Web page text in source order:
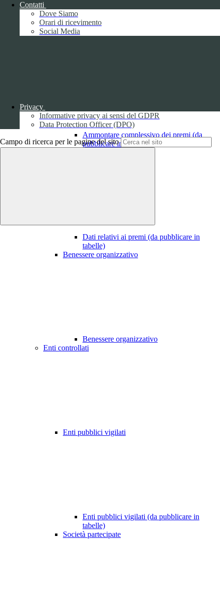
Contatti
Dove Siamo
Orari di ricevimento
Social Media
Privacy
Informative privacy ai sensi del GDPR
Data Protection Officer (DPO)
Campo di ricerca per le pagine del sito
Ammontare complessivo dei premi (da
pubblicare in tabelle) 1
Dati relativi ai premi (da pubblicare in
tabelle)
Benessere organizzativo
Benessere organizzativo
Enti controllati
Enti pubblici vigilati
Enti pubblici vigilati (da pubblicare in
tabelle)
Società partecipate